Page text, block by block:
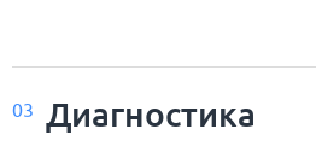
03 Диагностика